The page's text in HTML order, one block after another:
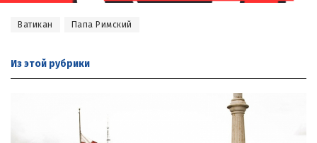
Ватикан Папа Римский
Из этой рубрики